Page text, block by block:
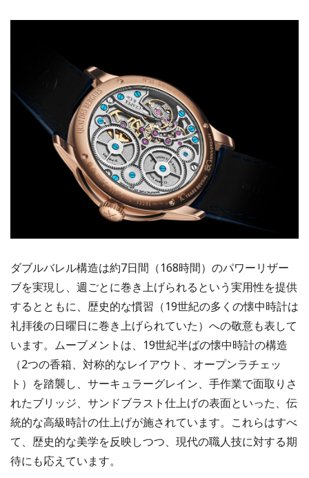
ダブルバレル構造は約7日間（168時間）のパワーリザー
ブを実現し、週ごとに巻き上げられるという実用性を提供
するとともに、歴史的な慣習（19世紀の多くの懐中時計は
礼拝後の日曜日に巻き上げられていた）への敬意も表して
います。ムーブメントは、19世紀半ばの懐中時計の構造
（2つの香箱、対称的なレイアウト、オープンラチェッ
ト）を踏襲し、サーキュラーグレイン、手作業で面取りさ
れたブリッジ、サンドブラスト仕上げの表面といった、伝
統的な高級時計の仕上げが施されています。これらはすべ
て、歴史的な美学を反映しつつ、現代の職人技に対する期
待にも応えています。